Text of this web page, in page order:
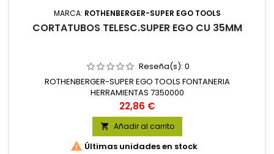
MARCA: ROTHENBERGER-SUPER EGO TOOLS
CORTATUBOS TELESC.SUPER EGO CU 35MM
Reseña(s): 0
ROTHENBERGER-SUPER EGO TOOLS FONTANERIA
HERRAMIENTAS 7350000
Precio
22,86 €
 Añadir al carrito
 Últimas unidades en stock